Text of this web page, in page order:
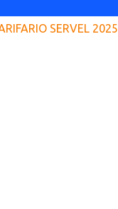
SERVEL 2025